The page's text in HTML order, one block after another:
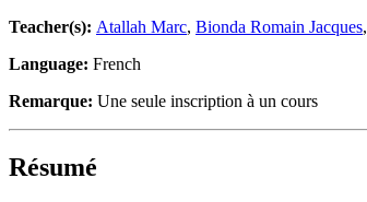
Teacher(s): Atallah Marc, Bionda Romain Jacques,
Language: French
Remarque: Une seule inscription à un cours
Résumé